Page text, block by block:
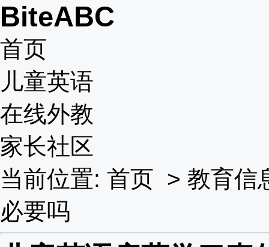
BiteABC
首页
儿童英语
在线外教
家长社区
当前位置: 首页 > 教育信
必要吗